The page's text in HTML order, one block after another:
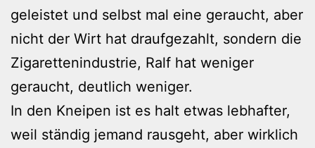
geleistet und selbst mal eine geraucht, aber
nicht der Wirt hat draufgezahlt, sondern die
Zigarettenindustrie, Ralf hat weniger
geraucht, deutlich weniger.
In den Kneipen ist es halt etwas lebhafter,
weil ständig jemand rausgeht, aber wirklich